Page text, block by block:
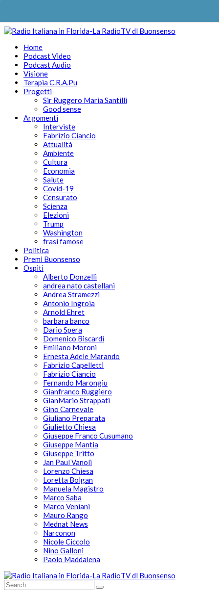
Home
Podcast Video
Podcast Audio
Visione
Terapia C.R.A.Pu
Progetti
Sir Ruggero Maria Santilli
Good sense
Argomenti
Interviste
Fabrizio Ciancio
Attualità
Ambiente
Cultura
Economia
Salute
Covid-19
Censurato
Scienza
Elezioni
Trump
Washington
frasi famose
Politica
Premi Buonsenso
Ospiti
Alberto Donzelli
andrea nato castellani
Andrea Stramezzi
Antonio Ingroia
Arnold Ehret
barbara banco
Dario Spera
Domenico Biscardi
Emiliano Moroni
Ernesta Adele Marando
Fabrizio Capelletti
Fabrizio Ciancio
Fernando Marongiu
Gianfranco Ruggiero
GianMario Strappati
Gino Carnevale
Giuliano Preparata
Giulietto Chiesa
Giuseppe Franco Cusumano
Giuseppe Mantia
Giuseppe Tritto
Jan Paul Vanoli
Lorenzo Chiesa
Loretta Bolgan
Manuela Magistro
Marco Saba
Marco Veniani
Mauro Rango
Mednat News
Narconon
Nicole Ciccolo
Nino Galloni
Paolo Maddalena